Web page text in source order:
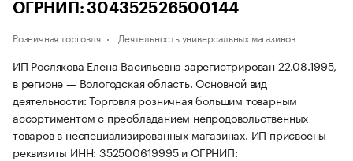
ОГРНИП: 304352526500144
Розничная торговля Деятельность универсальных магазинов
ИП Рослякова Елена Васильевна зарегистрирован 22.08.1995,
в регионе — Вологодская область. Основной вид
деятельности: Торговля розничная большим товарным
ассортиментом с преобладанием непродовольственных
товаров в неспециализированных магазинах. ИП присвоены
реквизиты ИНН: 352500619995 и ОГРНИП: